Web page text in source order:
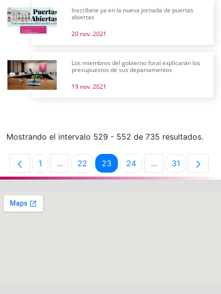
Inscríbete ya en la nueva jornada de puertas
abiertas
20 nov. 2021
Los miembros del gobierno foral explicarán los
presupuestos de sus departamentos
19 nov. 2021
Mostrando el intervalo 529 - 552 de 735 resultados.
Página
1 ...Páginas intermedias Use TAB para
Página
22 Página
23 Página
24 ...PáginasPágina
31